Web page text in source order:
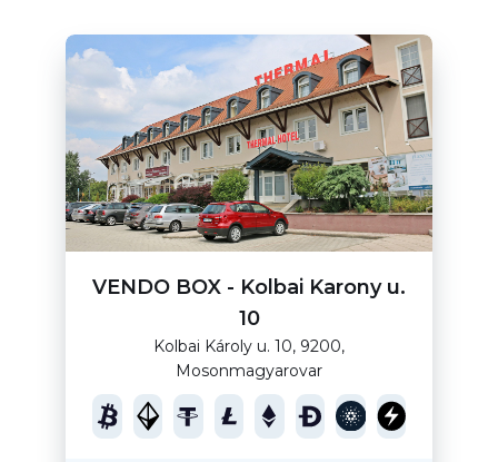
VENDO BOX - Kolbai Karony u.
10
Kolbai Károly u. 10, 9200,
Mosonmagyarovar